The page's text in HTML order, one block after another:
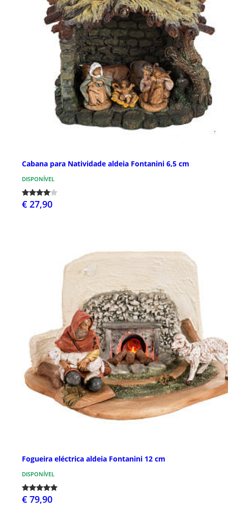
Cabana para Natividade aldeia Fontanini 6,5 cm
DISPONÍVEL
€ 27,90
Fogueira eléctrica aldeia Fontanini 12 cm
DISPONÍVEL
€ 79,90